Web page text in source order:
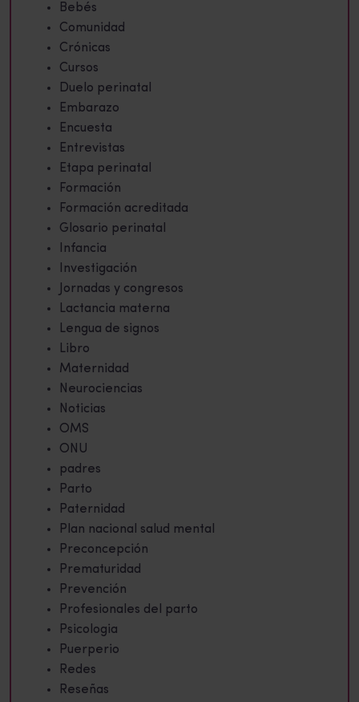
Bebés
Comunidad
Crónicas
Cursos
Duelo perinatal
Embarazo
Encuesta
Entrevistas
Etapa perinatal
Formación
Formación acreditada
Glosario perinatal
Infancia
Investigación
Jornadas y congresos
Lactancia materna
Lengua de signos
Libro
Maternidad
Neurociencias
Noticias
OMS
ONU
padres
Parto
Paternidad
Plan nacional salud mental
Preconcepción
Prematuridad
Prevención
Profesionales del parto
Psicologia
Puerperio
Redes
Reseñas